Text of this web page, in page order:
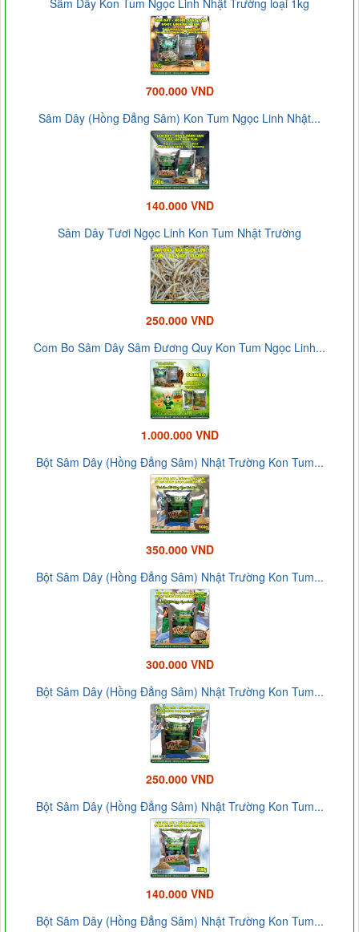
700.000 VND
Sâm Dây (Hồng Đẳng Sâm) Kon Tum Ngọc Linh Nhật...
140.000 VND
Sâm Dây Tươi Ngọc Linh Kon Tum Nhật Trường
250.000 VND
Com Bo Sâm Dây Sâm Đương Quy Kon Tum Ngọc Linh...
1.000.000 VND
Bột Sâm Dây (Hồng Đẳng Sâm) Nhật Trường Kon Tum...
350.000 VND
Bột Sâm Dây (Hồng Đẳng Sâm) Nhật Trường Kon Tum...
300.000 VND
Bột Sâm Dây (Hồng Đẳng Sâm) Nhật Trường Kon Tum...
250.000 VND
Bột Sâm Dây (Hồng Đẳng Sâm) Nhật Trường Kon Tum...
140.000 VND
Bột Sâm Dây (Hồng Đẳng Sâm) Nhật Trường Kon Tum...